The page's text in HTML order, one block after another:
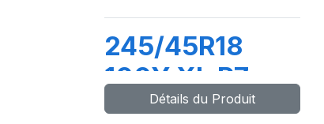
245/45R18
100Y XL P7
CINTURATO
Détails du Produit